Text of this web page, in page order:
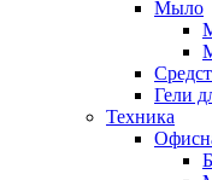
Мыло
Гели
Техника